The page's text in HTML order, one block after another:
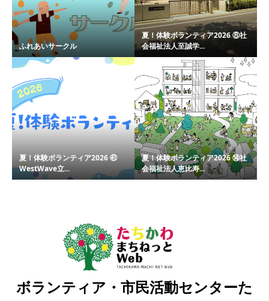
ふれあいサークル
夏！体験ボランティア2026 ⑧社
会福祉法人至誠学...
夏！体験ボランティア2026 ㊶
WestWave立...
夏！体験ボランティア2026 ⑭社
会福祉法人恵比寿...
ボランティア・市民活動センターた